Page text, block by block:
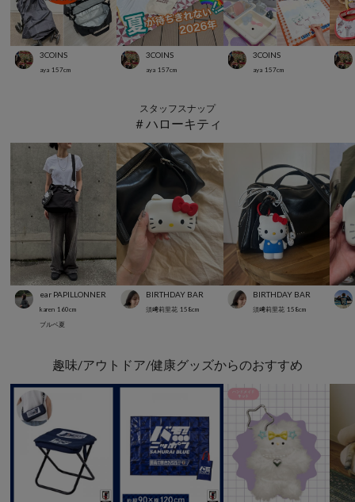
3COINS
aya 157cm
3COINS
aya 157cm
3COINS
aya 157cm
スタッフスナップ
＃ハローキティ
ear PAPILLONNER
karen 160cm
ブルベ夏
BIRTHDAY BAR
須﨑莉里花 158cm
BIRTHDAY BAR
須﨑莉里花 158cm
趣味/アウトドア/健康グッズからのおすすめ